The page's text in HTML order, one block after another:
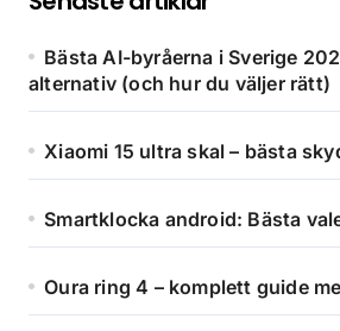
Bästa AI-byråerna i Sverige
alternativ (och hur du väljer rätt)
Xiaomi 15 ultra skal – bästa
Smartklocka android: Bästa
Oura ring 4 – komplett guide